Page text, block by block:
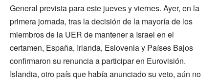
General prevista para este jueves y viernes. Ayer, en la
primera jornada, tras la decisión de la mayoría de los
miembros de la UER de mantener a Israel en el
certamen, España, Irlanda, Eslovenia y Países Bajos
confirmaron su renuncia a participar en Eurovisión.
Islandia, otro país que había anunciado su veto, aún no